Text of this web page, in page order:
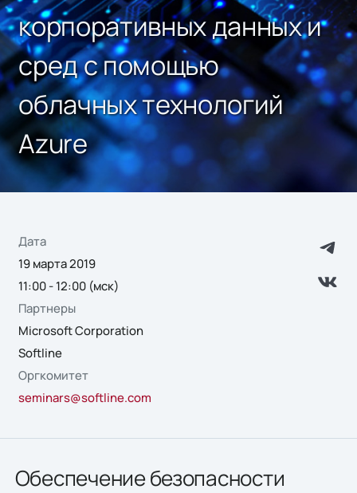
корпоративных данных и
сред с помощью
облачных технологий
Azure
Дата
19 марта 2019
11:00 - 12:00 (мск)
Партнеры
Microsoft Corporation
Softline
Оргкомитет
seminars@softline.com
Обеспечение безопасности